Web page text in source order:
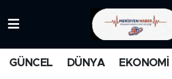
GÜNCEL DÜNYA EKONOMİ